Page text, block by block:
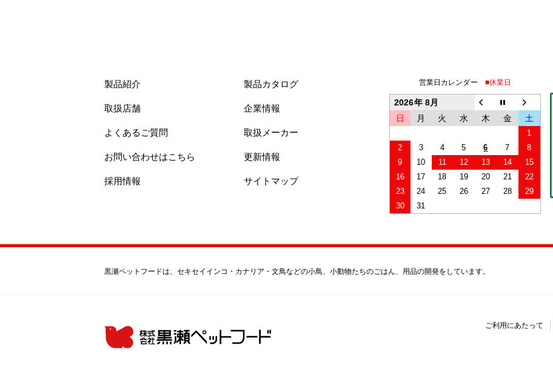
製品紹介
取扱店舗
よくあるご質問
お問い合わせはこちら
採用情報
製品カタログ
企業情報
取扱メーカー
更新情報
サイトマップ
営業日カレンダー ■休業日
2026年 8月
日
月 火 水 木 金 土
1
2
3 4 5 6 7
8
9
10 11 12 13 14
15
16
17 18 19 20 21
22
23
24 25 26 27 28
29
30
31
黒瀬ペットフードは、セキセイインコ・カナリア・文鳥などの小鳥、小動物たちのごはん、用品の開発をしています。
ご利用にあたって